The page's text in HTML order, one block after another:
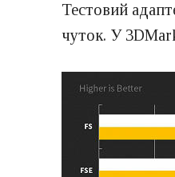
Тестовий
чуток. У